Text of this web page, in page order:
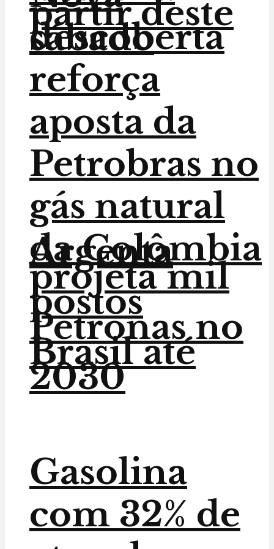
partir deste
sábado
Argenta
projeta mil
postos
Petronas no
Brasil até
2030
descoberta
reforça
aposta da
Petrobras no
gás natural
da Colômbia
Gasolina
com 32% de